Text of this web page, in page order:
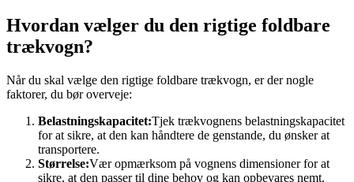
Hvordan vælger du den rigtige foldbare
trækvogn?
Når du skal vælge den rigtige foldbare trækvogn, er der nogle
faktorer, du bør overveje:
Belastningskapacitet:Tjek trækvognens belastningskapacitet
for at sikre, at den kan håndtere de genstande, du ønsker at
transportere.
Størrelse:Vær opmærksom på vognens dimensioner for at
sikre, at den passer til dine behov og kan opbevares nemt.